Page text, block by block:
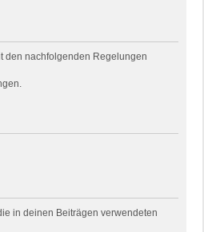
den nachfolgenden Regelungen
in deinen Beiträgen verwendeten